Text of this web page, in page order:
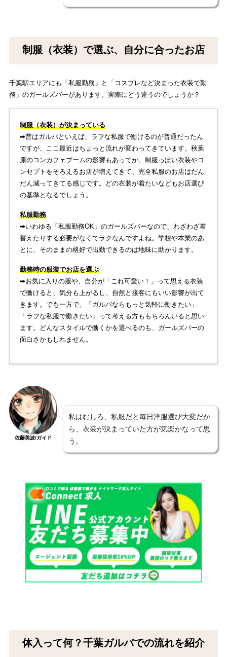
制服（衣装）で選ぶ、自分に合ったお店
千葉駅エリアにも「私服勤務」と「コスプレなど決まった衣装で勤
務」のガールズバーがあります。実際にどう違うのでしょうか？
制服（衣装）が決まっている
➡︎昔はガルバといえば、ラフな私服で働けるのが普通だったん
ですが、ここ最近はちょっと流れが変わってきています。秋葉
原のコンカフェブームの影響もあってか、制服っぽい衣装やコ
ンセプトをそろえるお店が増えてきて、完全私服のお店はだん
だん減ってきてる感じです。どの衣装が着たいなどもお店選び
の基準となるでしょう。
私服勤務
➡︎いわゆる「私服勤務OK」のガールズバーなので、わざわざ着
替えたりする必要がなくてラクなんですよね。学校や本業のあ
とに、そのままの格好で出勤できるのは地味に助かります。
勤務時の服装でお店を選ぶ
➡︎お気に入りの服や、自分が「これ可愛い！」って思える衣装
で働けると、気分も上がるし、自然と接客にもいい影響が出て
きます。でも一方で、「ガルバならもっと気軽に働きたい」
「ラフな私服で働きたい」って考える方ももちろんいると思い
ます。どんなスタイルで働くかを選べるのも、ガールズバーの
面白さかもしれません。
佐藤美波/ガイド
私はむしろ、私服だと毎日洋服選び大変だか
ら、衣装が決まっていた方が気楽かなって思
う。
体入って何？千葉ガルバでの流れを紹介